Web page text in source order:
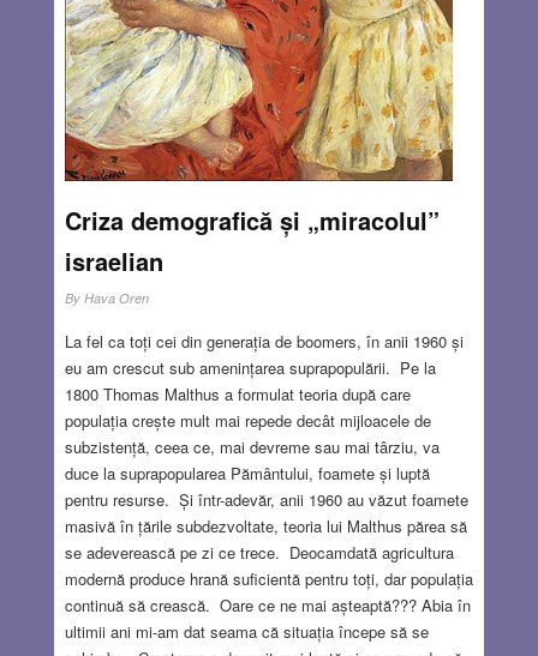
Criza demografică și „miracolul”
israelian
By Hava Oren
La fel ca toți cei din generația de boomers, în anii 1960 și
eu am crescut sub amenințarea suprapopulării. Pe la
1800 Thomas Malthus a formulat teoria după care
populația crește mult mai repede decât mijloacele de
subzistență, ceea ce, mai devreme sau mai târziu, va
duce la suprapopularea Pământului, foamete și luptă
pentru resurse. Și într-adevăr, anii 1960 au văzut foamete
masivă în țările subdezvoltate, teoria lui Malthus părea să
se adeverească pe zi ce trece. Deocamdată agricultura
modernă produce hrană suficientă pentru toți, dar populația
continuă să crească. Oare ce ne mai așteaptă??? Abia în
ultimii ani mi-am dat seama că situația începe să se